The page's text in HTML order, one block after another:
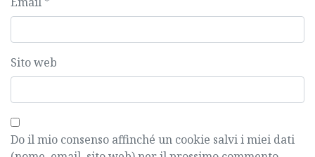
Sito web
Do il mio consenso affinché un cookie salvi i miei dati